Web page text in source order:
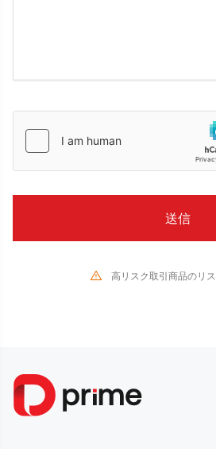
高リスク取引商品のリ
い。当社がここに開示したリスクを理解できな
助言を求める必要があります。